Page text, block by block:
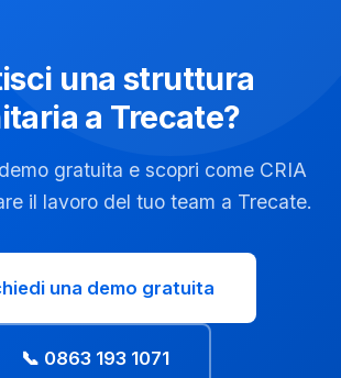
una struttura
a Trecate?
gratuita e scopri come CRIA
il lavoro del tuo team a Trecate.
una demo gratuita
📞 0863 193 1071